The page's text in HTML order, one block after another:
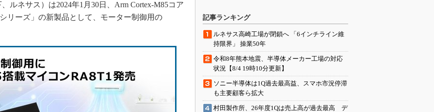
を知る
ョンは日本を救うのか
通信
スト「未来展望」
されないエンジニア」の
動論
ルネサス）は2024年1月30日、Arm Cortex-M85コア
リーズ」の新製品として、モーター制御用の
記事ランキング
ルネサス高崎工場が閉鎖へ 「6インチライン維
持限界」 操業50年
令和8年熊本地震、半導体メーカー工場の対応
状況【8/4 19時10分更新】
ソニー半導体は1Q過去最高益、スマホ市況停滞
も主要顧客ら拡大
村田製作所、26年度1Qは売上高が過去最高 デ